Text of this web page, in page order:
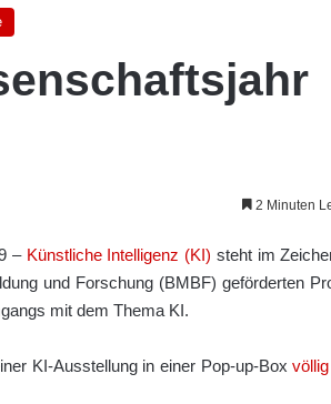
2 Minuten
– Künstliche Intelligenz (KI) steht im
und Forschung (BMBF) geförderten
mit dem Thema KI.
KI-Ausstellung in einer Pop-up-Box